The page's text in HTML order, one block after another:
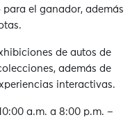
el ganador, además
de autos de
además de
interactivas.
a.m. a 8:00 p.m. –